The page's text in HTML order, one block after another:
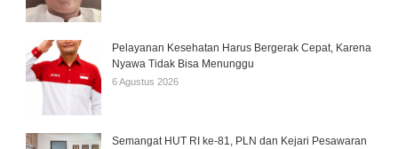
Pelayanan Kesehatan Harus Bergerak Cepat, Karena
Nyawa Tidak Bisa Menunggu
6 Agustus 2026
Semangat HUT RI ke-81, PLN dan Kejari Pesawaran